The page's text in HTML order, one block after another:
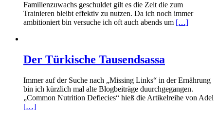
Familienzuwachs geschuldet gilt es die Zeit die zum
Trainieren bleibt effektiv zu nutzen. Da ich noch immer
ambitioniert bin versuche ich oft auch abends um […]
Der Türkische Tausendsassa
Immer auf der Suche nach „Missing Links“ in der Ernährung
bin ich kürzlich mal alte Blogbeiträge duurchgegangen.
„Common Nutrition Defiecies“ hieß die Artikelreihe von Adel
[…]